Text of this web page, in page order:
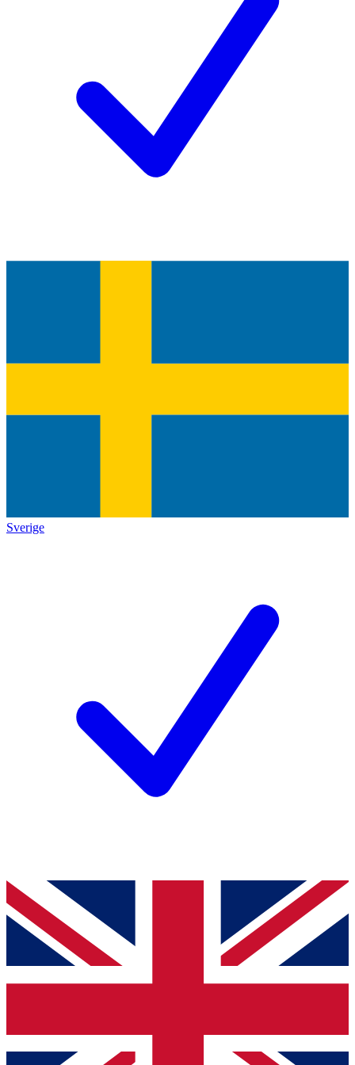
Sverige